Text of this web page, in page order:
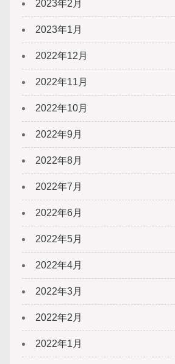
2023年2月
2023年1月
2022年12月
2022年11月
2022年10月
2022年9月
2022年8月
2022年7月
2022年6月
2022年5月
2022年4月
2022年3月
2022年2月
2022年1月